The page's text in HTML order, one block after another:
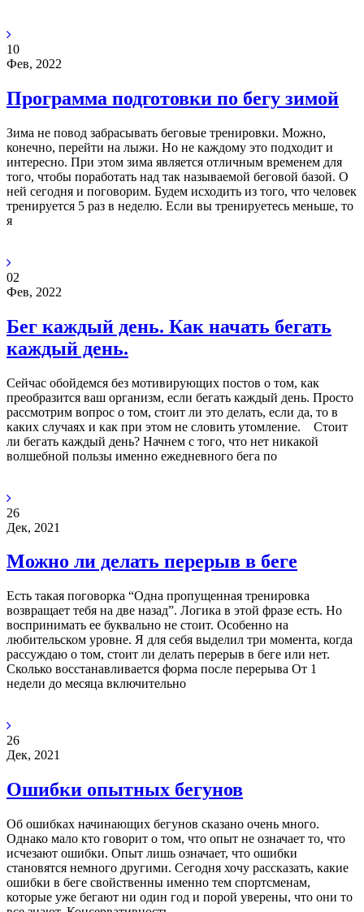
10
Фев, 2022
Программа подготовки по бегу зимой
Зима не повод забрасывать беговые тренировки. Можно,
конечно, перейти на лыжи. Но не каждому это подходит и
интересно. При этом зима является отличным временем для
того, чтобы поработать над так называемой беговой базой. О
ней сегодня и поговорим. Будем исходить из того, что человек
тренируется 5 раз в неделю. Если вы тренируетесь меньше, то
я
02
Фев, 2022
Бег каждый день. Как начать бегать
каждый день.
Сейчас обойдемся без мотивирующих постов о том, как
преобразится ваш организм, если бегать каждый день. Просто
рассмотрим вопрос о том, стоит ли это делать, если да, то в
каких случаях и как при этом не словить утомление. Стоит
ли бегать каждый день? Начнем с того, что нет никакой
волшебной пользы именно ежедневного бега по
26
Дек, 2021
Можно ли делать перерыв в беге
Есть такая поговорка “Одна пропущенная тренировка
возвращает тебя на две назад”. Логика в этой фразе есть. Но
воспринимать ее буквально не стоит. Особенно на
любительском уровне. Я для себя выделил три момента, когда
рассуждаю о том, стоит ли делать перерыв в беге или нет.
Сколько восстанавливается форма после перерыва От 1
недели до месяца включительно
26
Дек, 2021
Ошибки опытных бегунов
Об ошибках начинающих бегунов сказано очень много.
Однако мало кто говорит о том, что опыт не означает то, что
исчезают ошибки. Опыт лишь означает, что ошибки
становятся немного другими. Сегодня хочу рассказать, какие
ошибки в беге свойственны именно тем спортсменам,
которые уже бегают ни один год и порой уверены, что они то